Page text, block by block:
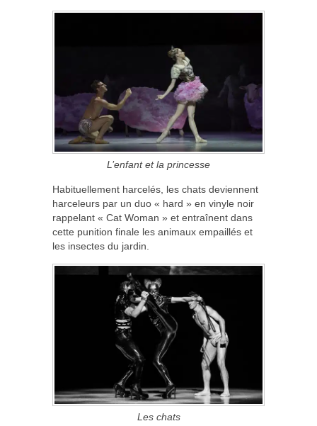
L’enfant et la princesse
Habituellement harcelés, les chats deviennent
harceleurs par un duo « hard » en vinyle noir
rappelant « Cat Woman » et entraînent dans
cette punition finale les animaux empaillés et
les insectes du jardin.
Les chats